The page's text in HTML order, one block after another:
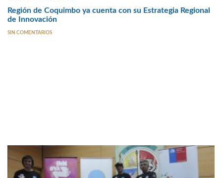
Región de Coquimbo ya cuenta con su Estrategia Regional
de Innovación
SIN COMENTARIOS